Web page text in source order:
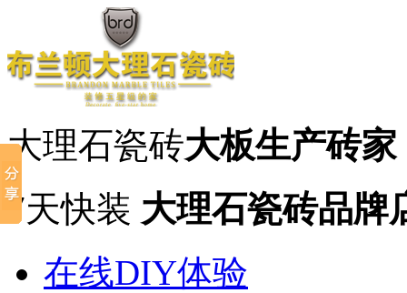
大理石瓷砖大板生产砖家
7天快装 大理石瓷砖品牌
在线DIY体验